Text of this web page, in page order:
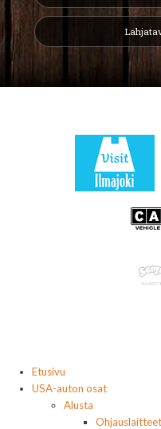
Etusivu
USA-auton osat
Alusta